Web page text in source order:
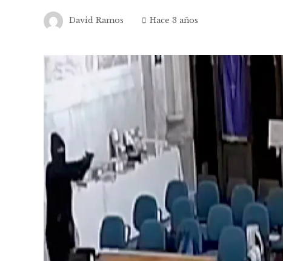
David Ramos Hace 3 años